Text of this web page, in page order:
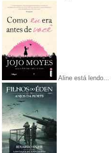
Aline está lendo...